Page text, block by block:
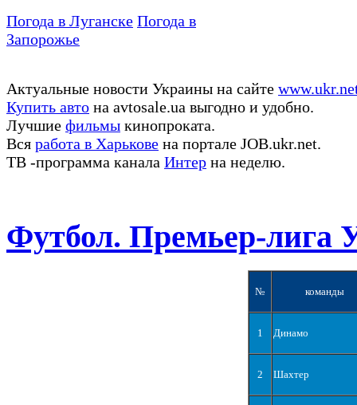
Погода в Луганске Погода в
Запорожье
Актуальные новости Украины на сайте
Купить авто на avtosale.ua выгодно и удобно.
Лучшие фильмы кинопроката.
Вся работа в Харькове на портале JOB.ukr.net.
ТВ -программа канала Интер на неделю.
Футбол. Премьер-лига
№ команды
1 Динамо
2 Шахтер